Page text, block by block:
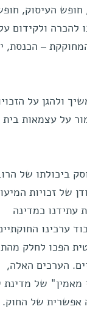
חופש העיסוק,
להכרה ולקידום
– הכנסת,
ולהגן על
על עצמאות בית
ביכולתו של
של זכויות
עתידנו כמדינה
ערכינו
הפכו לחלק
הערכים האלה,
מאמין" של מדינת
אפשרית של החוק.